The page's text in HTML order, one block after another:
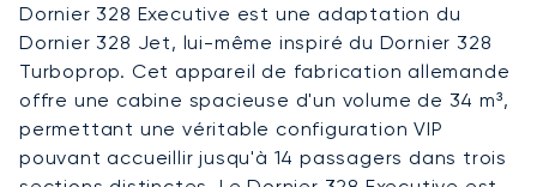
Dornier 328 Executive est une adaptation du
Dornier 328 Jet, lui-même inspiré du Dornier 328
Turboprop. Cet appareil de fabrication allemande
offre une cabine spacieuse d'un volume de 34 m³,
permettant une véritable configuration VIP
pouvant accueillir jusqu'à 14 passagers dans trois